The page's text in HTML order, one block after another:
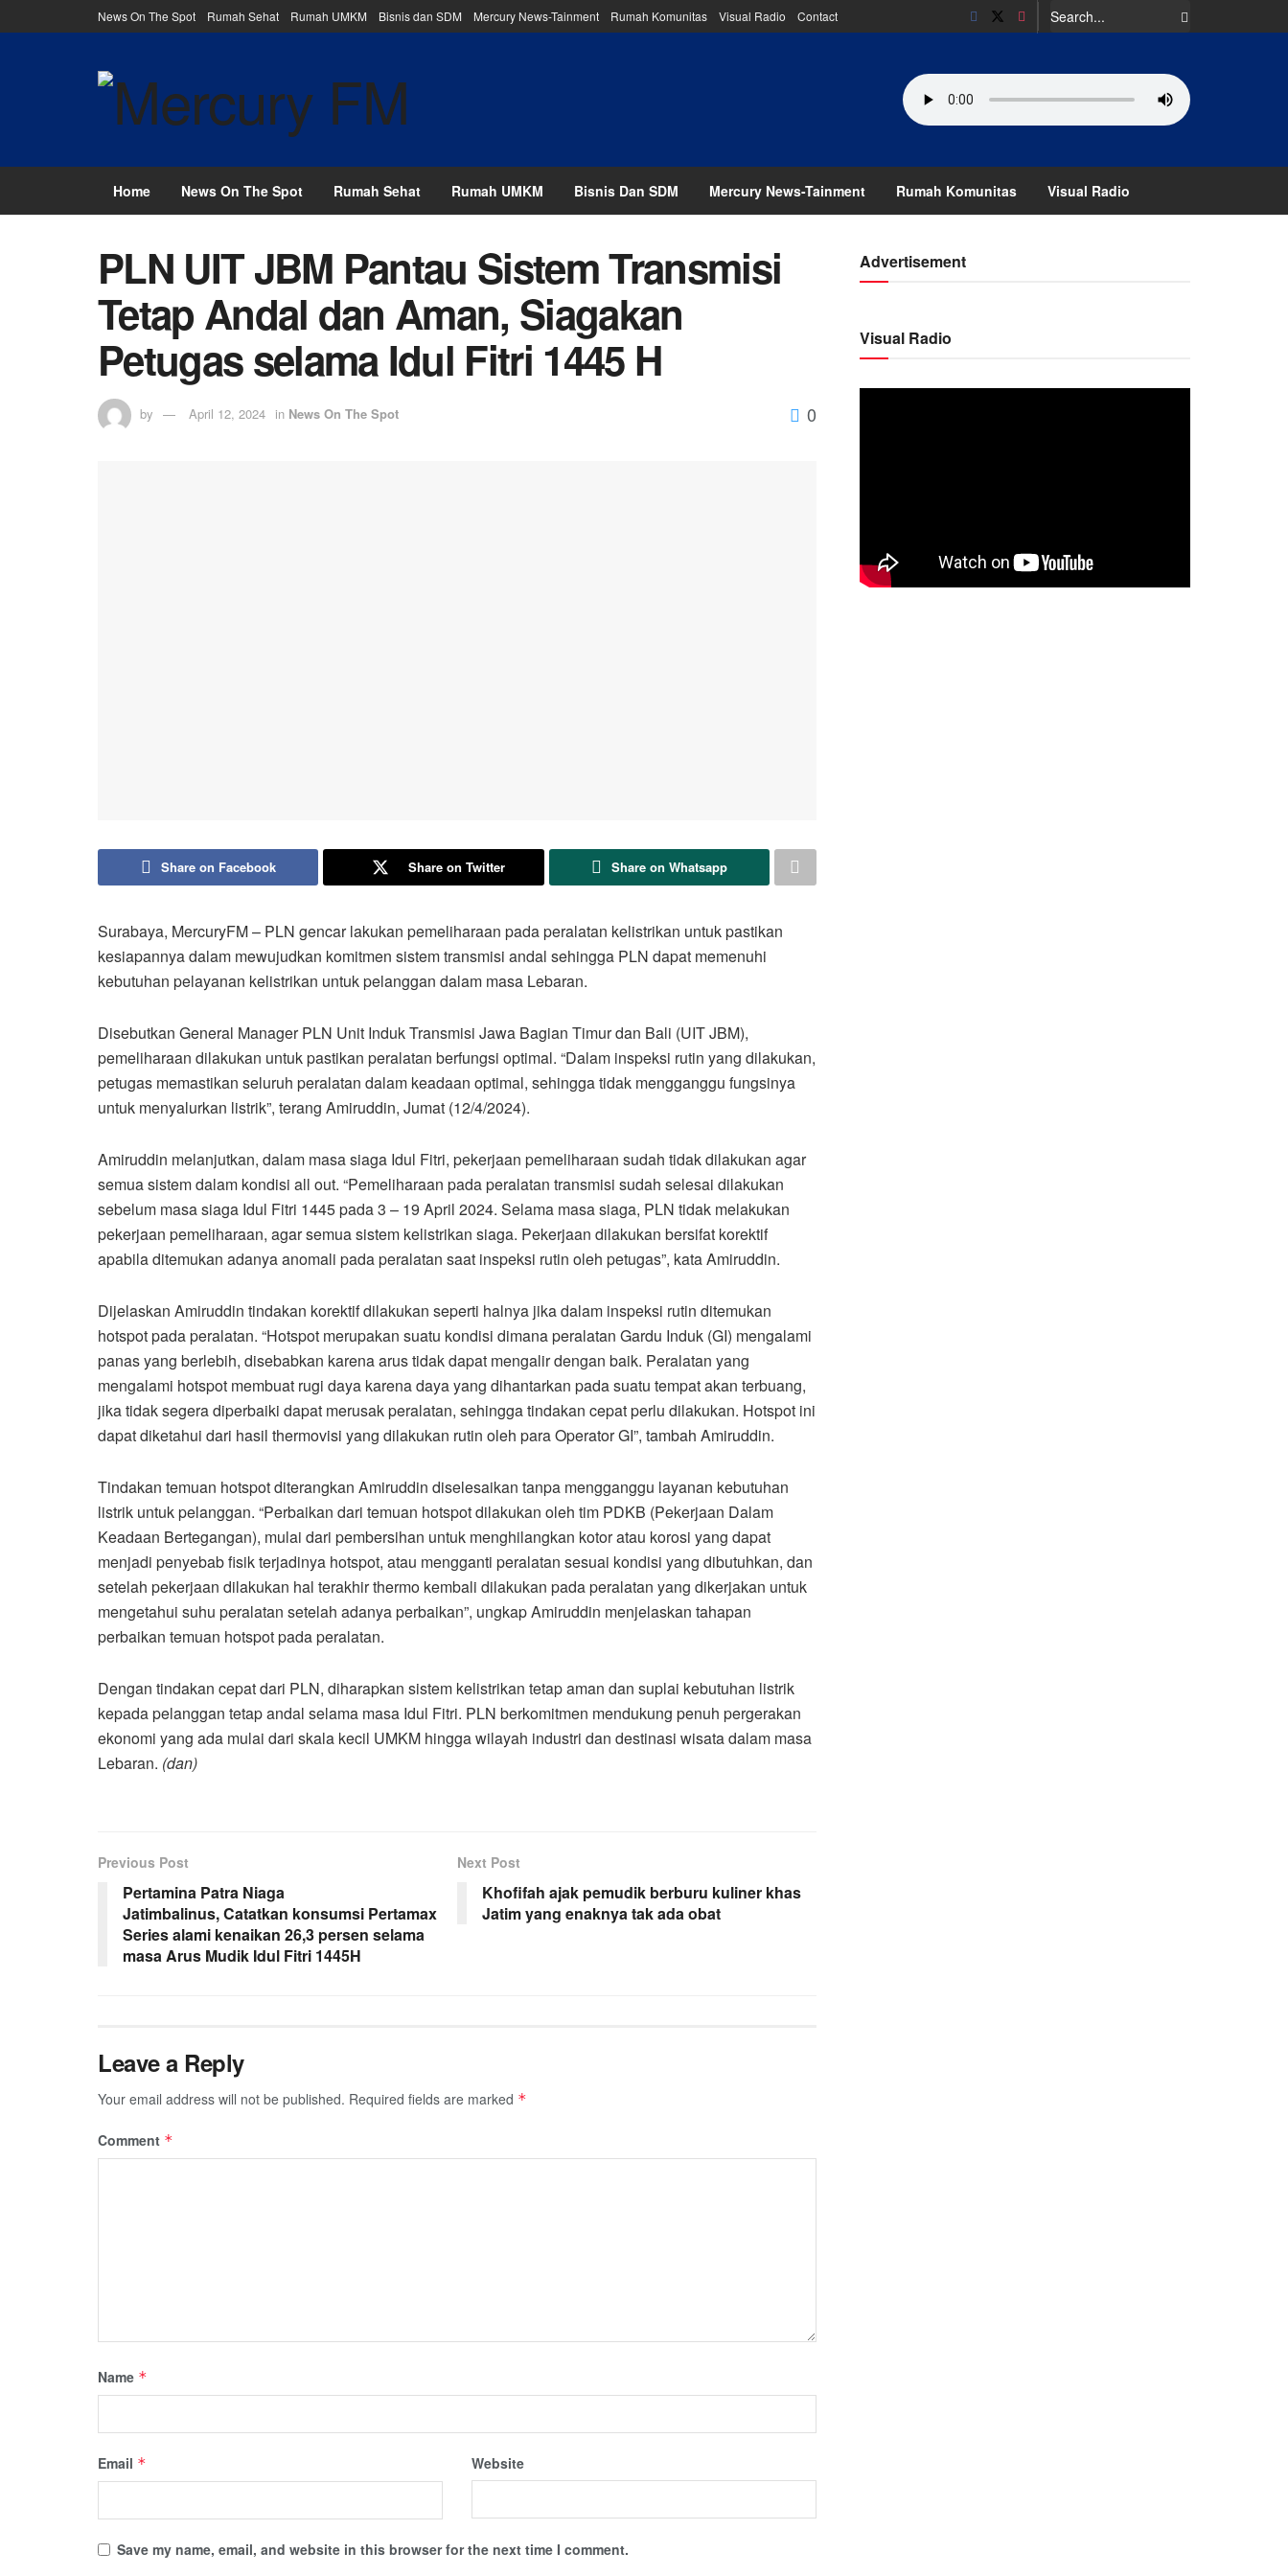
News On The Spot Rumah Sehat Rumah UMKM Bisnis dan SDM Mercury News-Tainment Rumah Komunitas Visual Radio Contact
Home News On The Spot Rumah Sehat Rumah UMKM Bisnis Dan SDM Mercury News-Tainment Rumah Komunitas Visual Radio
PLN UIT JBM Pantau Sistem Transmisi
Tetap Andal dan Aman, Siagakan
Petugas selama Idul Fitri 1445 H
by April 12, 2024 in News On The Spot 0
Share on Facebook Share on Twitter Share on Whatsapp
Surabaya, MercuryFM – PLN gencar lakukan pemeliharaan pada peralatan kelistrikan untuk pastikan
kesiapannya dalam mewujudkan komitmen sistem transmisi andal sehingga PLN dapat memenuhi
kebutuhan pelayanan kelistrikan untuk pelanggan dalam masa Lebaran.
Disebutkan General Manager PLN Unit Induk Transmisi Jawa Bagian Timur dan Bali (UIT JBM),
pemeliharaan dilakukan untuk pastikan peralatan berfungsi optimal. “Dalam inspeksi rutin yang dilakukan,
petugas memastikan seluruh peralatan dalam keadaan optimal, sehingga tidak mengganggu fungsinya
untuk menyalurkan listrik”, terang Amiruddin, Jumat (12/4/2024).
Amiruddin melanjutkan, dalam masa siaga Idul Fitri, pekerjaan pemeliharaan sudah tidak dilakukan agar
semua sistem dalam kondisi all out. “Pemeliharaan pada peralatan transmisi sudah selesai dilakukan
sebelum masa siaga Idul Fitri 1445 pada 3 – 19 April 2024. Selama masa siaga, PLN tidak melakukan
pekerjaan pemeliharaan, agar semua sistem kelistrikan siaga. Pekerjaan dilakukan bersifat korektif
apabila ditemukan adanya anomali pada peralatan saat inspeksi rutin oleh petugas”, kata Amiruddin.
Dijelaskan Amiruddin tindakan korektif dilakukan seperti halnya jika dalam inspeksi rutin ditemukan
hotspot pada peralatan. “Hotspot merupakan suatu kondisi dimana peralatan Gardu Induk (GI) mengalami
panas yang berlebih, disebabkan karena arus tidak dapat mengalir dengan baik. Peralatan yang
mengalami hotspot membuat rugi daya karena daya yang dihantarkan pada suatu tempat akan terbuang,
jika tidak segera diperbaiki dapat merusak peralatan, sehingga tindakan cepat perlu dilakukan. Hotspot ini
dapat diketahui dari hasil thermovisi yang dilakukan rutin oleh para Operator GI”, tambah Amiruddin.
Tindakan temuan hotspot diterangkan Amiruddin diselesaikan tanpa mengganggu layanan kebutuhan
listrik untuk pelanggan. “Perbaikan dari temuan hotspot dilakukan oleh tim PDKB (Pekerjaan Dalam
Keadaan Bertegangan), mulai dari pembersihan untuk menghilangkan kotor atau korosi yang dapat
menjadi penyebab fisik terjadinya hotspot, atau mengganti peralatan sesuai kondisi yang dibutuhkan, dan
setelah pekerjaan dilakukan hal terakhir thermo kembali dilakukan pada peralatan yang dikerjakan untuk
mengetahui suhu peralatan setelah adanya perbaikan”, ungkap Amiruddin menjelaskan tahapan
perbaikan temuan hotspot pada peralatan.
Dengan tindakan cepat dari PLN, diharapkan sistem kelistrikan tetap aman dan suplai kebutuhan listrik
kepada pelanggan tetap andal selama masa Idul Fitri. PLN berkomitmen mendukung penuh pergerakan
ekonomi yang ada mulai dari skala kecil UMKM hingga wilayah industri dan destinasi wisata dalam masa
Lebaran. (dan)
Previous Post
Pertamina Patra Niaga
Jatimbalinus, Catatkan konsumsi Pertamax
Series alami kenaikan 26,3 persen selama
masa Arus Mudik Idul Fitri 1445H
Next Post
Khofifah ajak pemudik berburu kuliner khas
Jatim yang enaknya tak ada obat
Leave a Reply
Your email address will not be published. Required fields are marked *
Comment *
Name *
Email * Website
Save my name, email, and website in this browser for the next time I comment.
Advertisement
Visual Radio